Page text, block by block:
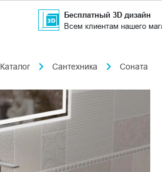
Бесплатный 3D дизайн
Всем клиентам нашего
Каталог Сантехника Соната